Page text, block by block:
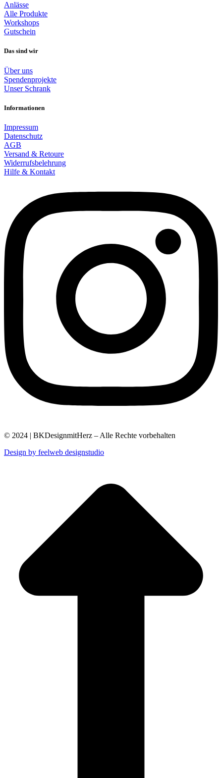
Anlässe
Alle Produkte
Workshops
Gutschein
Das sind wir
Über uns
Spendenprojekte
Unser Schrank
Informationen
Impressum
Datenschutz
AGB
Versand & Retoure
Widerrufsbelehrung
Hilfe & Kontakt
© 2024 | BKDesignmitHerz – Alle Rechte vorbehalten
Design by feelweb designstudio